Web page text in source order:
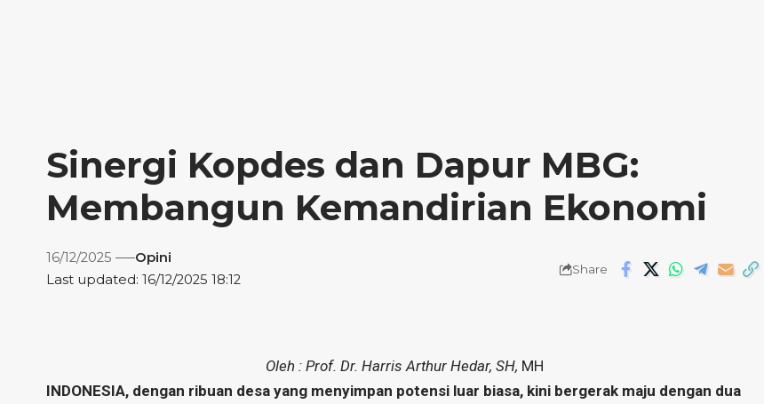
Sinergi Kopdes dan Dapur MBG:
Membangun Kemandirian Ekonomi
Last updated: 16/12/2025 18:12
16/12/2025 Opini
Share
Oleh : Prof. Dr. Harris Arthur Hedar, SH, MH
INDONESIA, dengan ribuan desa yang menyimpan potensi luar biasa, kini bergerak maju dengan dua